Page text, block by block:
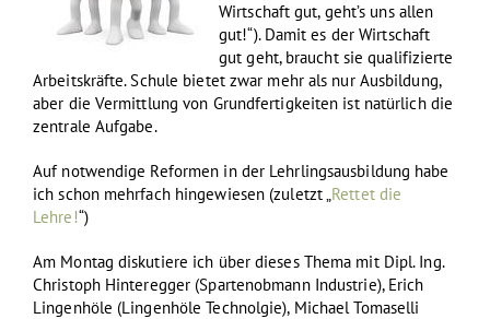
Wirtschaft gut, geht’s uns allen
gut!“). Damit es der Wirtschaft
gut geht, braucht sie qualifizierte
Arbeitskräfte. Schule bietet zwar mehr als nur Ausbildung,
aber die Vermittlung von Grundfertigkeiten ist natürlich die
zentrale Aufgabe.
Auf notwendige Reformen in der Lehrlingsausbildung habe
ich schon mehrfach hingewiesen (zuletzt „Rettet die
Lehre!“)
Am Montag diskutiere ich über dieses Thema mit Dipl. Ing.
Christoph Hinteregger (Spartenobmann Industrie), Erich
Lingenhöle (Lingenhöle Technolgie), Michael Tomaselli